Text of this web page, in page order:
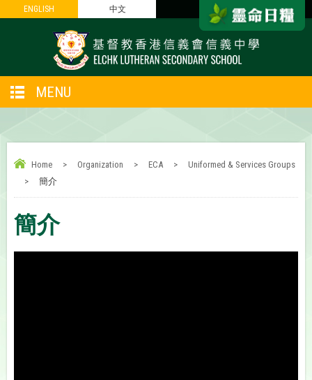
ENGLISH 中文
ENGLISH 中文
MENU
Home > Organization > ECA >
Uniformed & Services Groups
>
簡介
簡介